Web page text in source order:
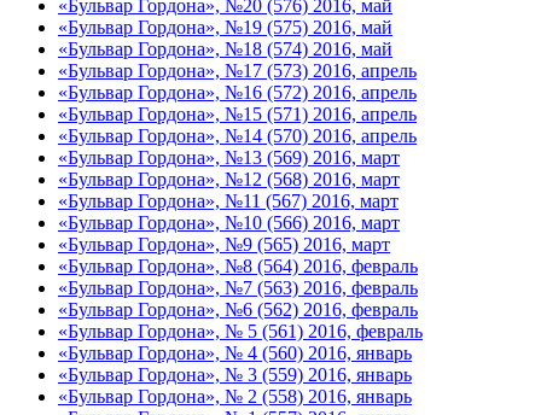
«Бульвар Гордона», №20 (576) 2016, май
«Бульвар Гордона», №19 (575) 2016, май
«Бульвар Гордона», №18 (574) 2016, май
«Бульвар Гордона», №17 (573) 2016, апрель
«Бульвар Гордона», №16 (572) 2016, апрель
«Бульвар Гордона», №15 (571) 2016, апрель
«Бульвар Гордона», №14 (570) 2016, апрель
«Бульвар Гордона», №13 (569) 2016, март
«Бульвар Гордона», №12 (568) 2016, март
«Бульвар Гордона», №11 (567) 2016, март
«Бульвар Гордона», №10 (566) 2016, март
«Бульвар Гордона», №9 (565) 2016, март
«Бульвар Гордона», №8 (564) 2016, февраль
«Бульвар Гордона», №7 (563) 2016, февраль
«Бульвар Гордона», №6 (562) 2016, февраль
«Бульвар Гордона», № 5 (561) 2016, февраль
«Бульвар Гордона», № 4 (560) 2016, январь
«Бульвар Гордона», № 3 (559) 2016, январь
«Бульвар Гордона», № 2 (558) 2016, январь